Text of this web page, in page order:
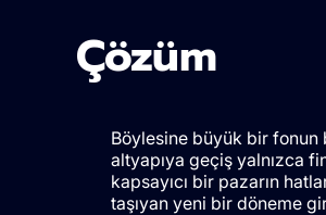
Çözüm
Böylesine büyük bir fonun
altyapıya geçiş yalnızca
kapsayıcı bir pazarın
taşıyan yeni bir döneme